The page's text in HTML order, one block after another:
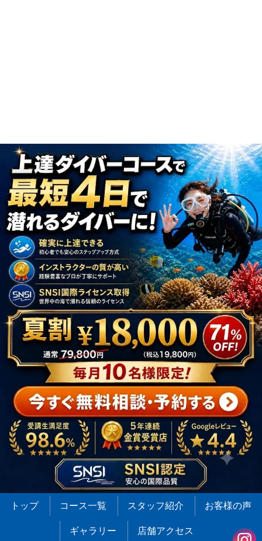
トップ コース一覧 スタッフ紹介 お客様の声
ギャラリー 店舗アクセス